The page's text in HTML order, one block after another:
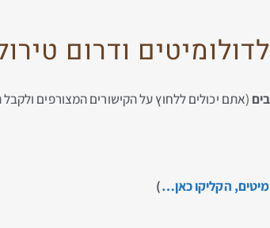
ודרום טירול ב-4
(אתם יכולים ללחוץ על הקישורים המצורפים
הקליקו כאן…)